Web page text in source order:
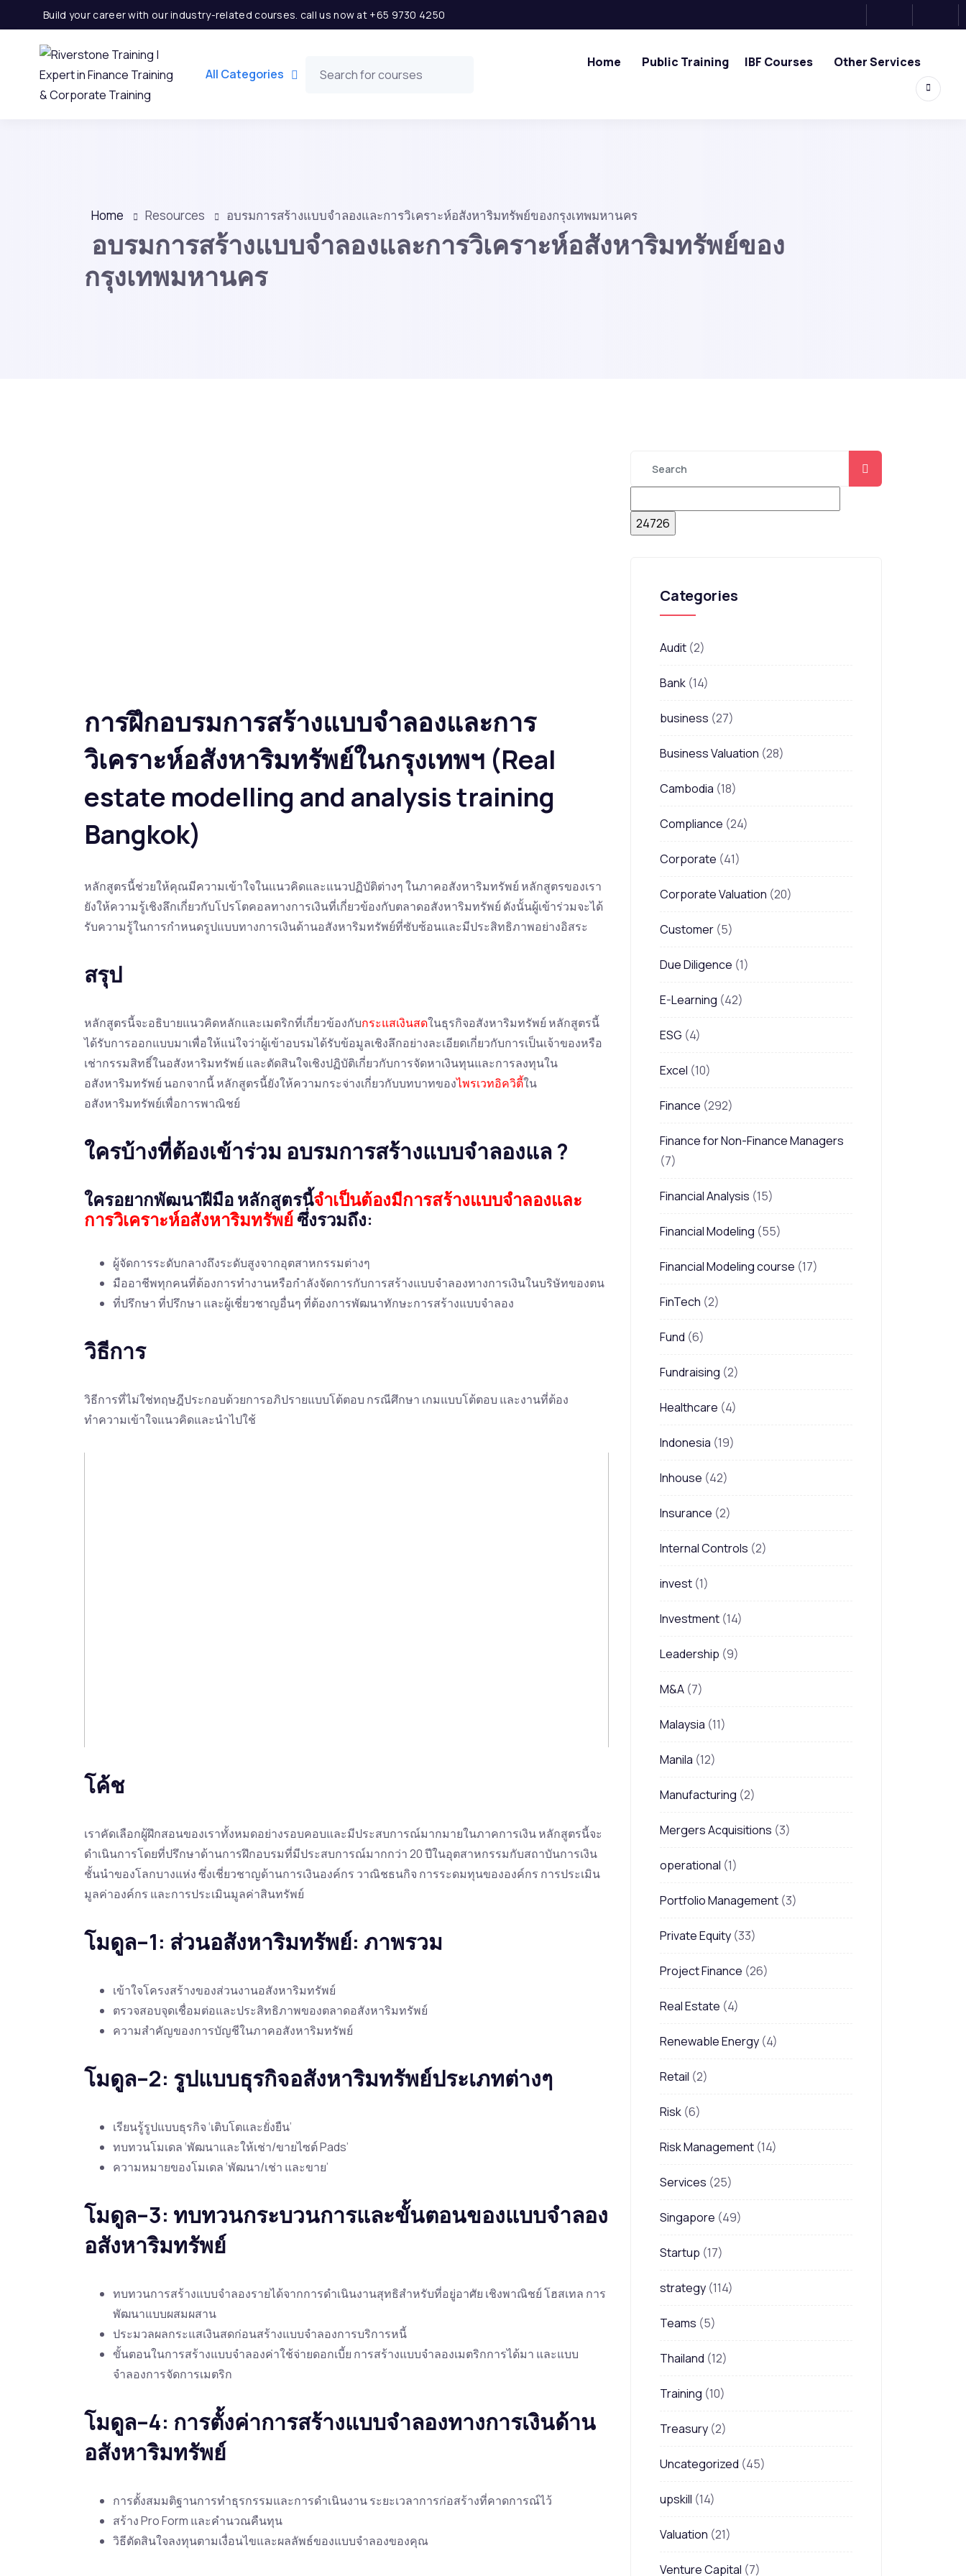
Build your career with our industry-related courses. call us now at +65 9730 4250
All Categories
Home Public Training IBF Courses Other Services
Home Resources อบรมการสร้างแบบจำลองและการวิเคราะห์อสังหาริมทรัพย์ของกรุงเทพมหานคร
อบรมการสร้างแบบจำลองและการวิเคราะห์อสังหาริมทรัพย์ของ
กรุงเทพมหานคร
การฝึกอบรมการสร้างแบบจำลองและการ
วิเคราะห์อสังหาริมทรัพย์ในกรุงเทพฯ (Real
estate modelling and analysis training
Bangkok)
หลักสูตรนี้ช่วยให้คุณมีความเข้าใจในแนวคิดและแนวปฏิบัติต่างๆ ในภาคอสังหาริมทรัพย์ หลักสูตรของเรา
ยังให้ความรู้เชิงลึกเกี่ยวกับโปรโตคอลทางการเงินที่เกี่ยวข้องกับตลาดอสังหาริมทรัพย์ ดังนั้นผู้เข้าร่วมจะได้
รับความรู้ในการกำหนดรูปแบบทางการเงินด้านอสังหาริมทรัพย์ที่ซับซ้อนและมีประสิทธิภาพอย่างอิสระ
สรุป
หลักสูตรนี้จะอธิบายแนวคิดหลักและเมตริกที่เกี่ยวข้องกับกระแสเงินสดในธุรกิจอสังหาริมทรัพย์ หลักสูตรนี้
ได้รับการออกแบบมาเพื่อให้แน่ใจว่าผู้เข้าอบรมได้รับข้อมูลเชิงลึกอย่างละเอียดเกี่ยวกับการเป็นเจ้าของหรือ
เช่ากรรมสิทธิ์ในอสังหาริมทรัพย์ และตัดสินใจเชิงปฏิบัติเกี่ยวกับการจัดหาเงินทุนและการลงทุนใน
อสังหาริมทรัพย์ นอกจากนี้ หลักสูตรนี้ยังให้ความกระจ่างเกี่ยวกับบทบาทของไพรเวทอิควิตี้ใน
อสังหาริมทรัพย์เพื่อการพาณิชย์
ใครบ้างที่ต้องเข้าร่วม อบรมการสร้างแบบจำลองแล ?
ใครอยากพัฒนาฝีมือ หลักสูตรนี้จำเป็นต้องมีการสร้างแบบจำลองและ
การวิเคราะห์อสังหาริมทรัพย์ซึ่งรวมถึง:
ผู้จัดการระดับกลางถึงระดับสูงจากอุตสาหกรรมต่างๆ
มืออาชีพทุกคนที่ต้องการทำงานหรือกำลังจัดการกับการสร้างแบบจำลองทางการเงินในบริษัทของตน
ที่ปรึกษา ที่ปรึกษา และผู้เชี่ยวชาญอื่นๆ ที่ต้องการพัฒนาทักษะการสร้างแบบจำลอง
วิธีการ
วิธีการที่ไม่ใช่ทฤษฎีประกอบด้วยการอภิปรายแบบโต้ตอบ กรณีศึกษา เกมแบบโต้ตอบ และงานที่ต้อง
ทำความเข้าใจแนวคิดและนำไปใช้
โค้ช
เราคัดเลือกผู้ฝึกสอนของเราทั้งหมดอย่างรอบคอบและมีประสบการณ์มากมายในภาคการเงิน หลักสูตรนี้จะ
ดำเนินการโดยที่ปรึกษาด้านการฝึกอบรมที่มีประสบการณ์มากกว่า 20 ปีในอุตสาหกรรมกับสถาบันการเงิน
ชั้นนำของโลกบางแห่ง ซึ่งเชี่ยวชาญด้านการเงินองค์กร วาณิชธนกิจ การระดมทุนขององค์กร การประเมิน
มูลค่าองค์กร และการประเมินมูลค่าสินทรัพย์
โมดูล–1: ส่วนอสังหาริมทรัพย์: ภาพรวม
เข้าใจโครงสร้างของส่วนงานอสังหาริมทรัพย์
ตรวจสอบจุดเชื่อมต่อและประสิทธิภาพของตลาดอสังหาริมทรัพย์
ความสำคัญของการบัญชีในภาคอสังหาริมทรัพย์
โมดูล–2: รูปแบบธุรกิจอสังหาริมทรัพย์ประเภทต่างๆ
เรียนรู้รูปแบบธุรกิจ ‘เติบโตและยั่งยืน’
ทบทวนโมเดล ‘พัฒนาและให้เช่า/ขายไซต์ Pads’
ความหมายของโมเดล ‘พัฒนา/เช่า และขาย’
โมดูล–3: ทบทวนกระบวนการและขั้นตอนของแบบจำลอง
อสังหาริมทรัพย์
ทบทวนการสร้างแบบจำลองรายได้จากการดำเนินงานสุทธิสำหรับที่อยู่อาศัย เชิงพาณิชย์ โฮสเทล การ
พัฒนาแบบผสมผสาน
ประมวลผลกระแสเงินสดก่อนสร้างแบบจำลองการบริการหนี้
ขั้นตอนในการสร้างแบบจำลองค่าใช้จ่ายดอกเบี้ย การสร้างแบบจำลองเมตริกการได้มา และแบบ
จำลองการจัดการเมตริก
โมดูล–4: การตั้งค่าการสร้างแบบจำลองทางการเงินด้าน
อสังหาริมทรัพย์
การตั้งสมมติฐานการทำธุรกรรมและการดำเนินงาน ระยะเวลาการก่อสร้างที่คาดการณ์ไว้
สร้าง Pro Form และคำนวณคืนทุน
วิธีตัดสินใจลงทุนตามเงื่อนไขและผลลัพธ์ของแบบจำลองของคุณ
Categories
Audit (2)
Bank (14)
business (27)
Business Valuation (28)
Cambodia (18)
Compliance (24)
Corporate (41)
Corporate Valuation (20)
Customer (5)
Due Diligence (1)
E-Learning (42)
ESG (4)
Excel (10)
Finance (292)
Finance for Non-Finance Managers
(7)
Financial Analysis (15)
Financial Modeling (55)
Financial Modeling course (17)
FinTech (2)
Fund (6)
Fundraising (2)
Healthcare (4)
Indonesia (19)
Inhouse (42)
Insurance (2)
Internal Controls (2)
invest (1)
Investment (14)
Leadership (9)
M&A (7)
Malaysia (11)
Manila (12)
Manufacturing (2)
Mergers Acquisitions (3)
operational (1)
Portfolio Management (3)
Private Equity (33)
Project Finance (26)
Real Estate (4)
Renewable Energy (4)
Retail (2)
Risk (6)
Risk Management (14)
Services (25)
Singapore (49)
Startup (17)
strategy (114)
Teams (5)
Thailand (12)
Training (10)
Treasury (2)
Uncategorized (45)
upskill (14)
Valuation (21)
Venture Capital (7)